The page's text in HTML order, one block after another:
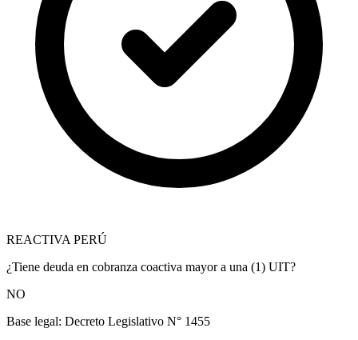
REACTIVA PERÚ
¿Tiene deuda en cobranza coactiva mayor a una (1) UIT?
NO
Base legal: Decreto Legislativo N° 1455